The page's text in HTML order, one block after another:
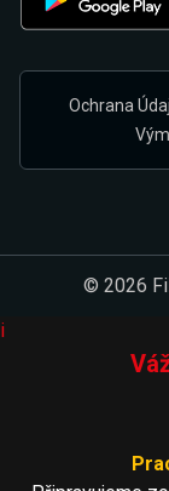
Ochrana
© 2026
i